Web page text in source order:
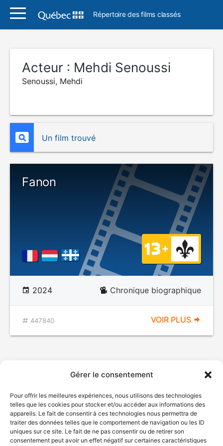
Gérer le consentement
Pour offrir les meilleures expériences, nous utilisons des technologies
telles que les cookies pour stocker et/ou accéder aux informations des
appareils. Le fait de consentir à ces technologies nous permettra de
traiter des données telles que le comportement de navigation ou les ID
uniques sur ce site. Le fait de ne pas consentir ou de retirer son
consentement peut avoir un effet négatif sur certaines caractéristiques
Répertoire des films classés
Acteur : Mehdi Senoussi
Senoussi, Mehdi
Un film trouvé
Fanon
2024 Chronique biographique
447840 VOIR PLUS